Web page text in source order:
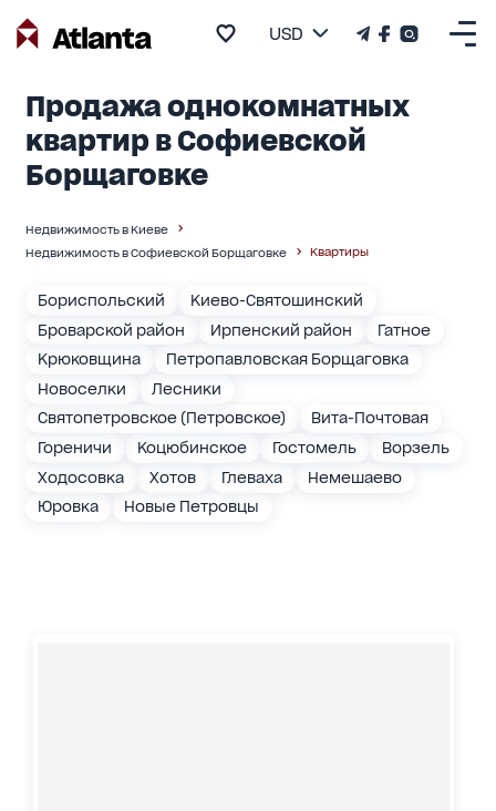
USD
Продажа однокомнатных
квартир в Софиевской
Борщаговке
Недвижимость в Киеве
Недвижимость в Софиевской Борщаговке
Квартиры
Бориспольский
Киево-Святошинский
Броварской район
Ирпенский район
Гатное
Крюковщина
Петропавловская Борщаговка
Новоселки
Лесники
Святопетровское (Петровское)
Вита-Почтовая
Гореничи
Коцюбинское Гостомель
Ворзель
Ходосовка
Хотов Глеваха
Немешаево
Юровка
Новые Петровцы